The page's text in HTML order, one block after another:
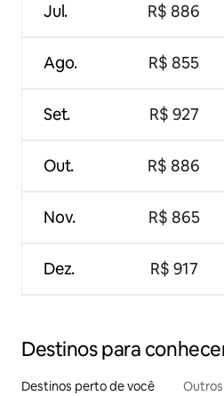
Jul.
Ago.
Set.
Out.
Nov.
Dez.
R$ 886
R$ 855
R$ 927
R$ 886
R$ 865
R$ 917
Destinos para
Destinos perto de você